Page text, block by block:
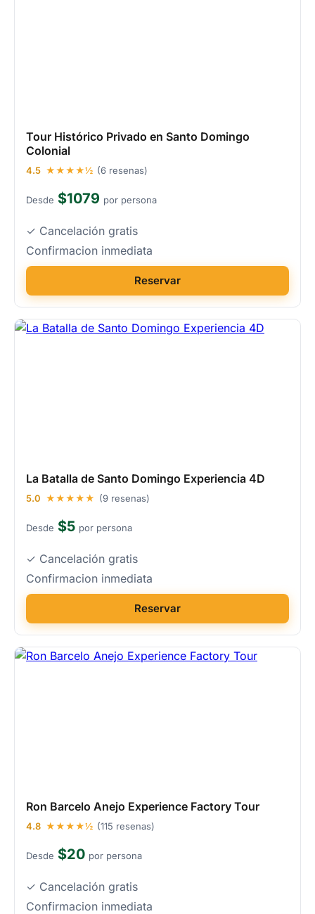
Tour Histórico Privado en Santo Domingo
Colonial
4.5 ★★★★½ (6 resenas)
Desde $1079 por persona
✓ Cancelación gratis
Confirmacion inmediata
Reservar
La Batalla de Santo Domingo Experiencia 4D
5.0 ★★★★★ (9 resenas)
Desde $5 por persona
✓ Cancelación gratis
Confirmacion inmediata
Reservar
Ron Barcelo Anejo Experience Factory Tour
4.8 ★★★★½ (115 resenas)
Desde $20 por persona
✓ Cancelación gratis
Confirmacion inmediata